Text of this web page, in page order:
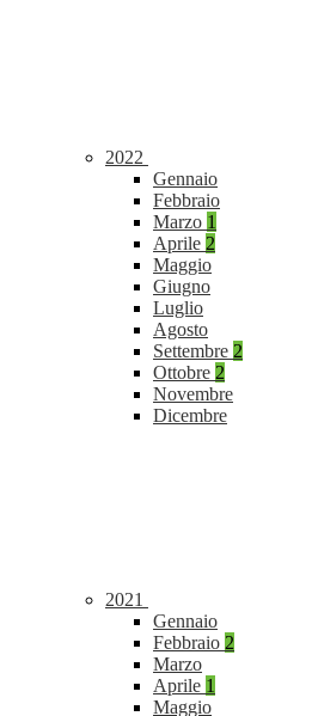
2022
Gennaio
Febbraio
Marzo 1
Aprile 2
Maggio
Giugno
Luglio
Agosto
Settembre 2
Ottobre 2
Novembre
Dicembre
2021
Gennaio
Febbraio 2
Marzo
Aprile 1
Maggio